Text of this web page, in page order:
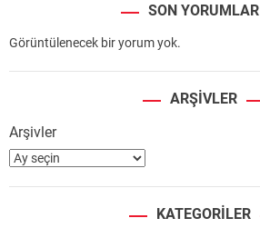
SON YORUMLAR
Görüntülenecek bir yorum yok.
ARŞIVLER
Arşivler
KATEGORILER